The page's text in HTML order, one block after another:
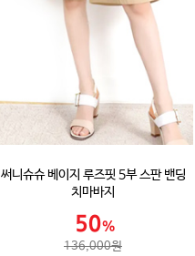
써니슈슈 베이지 루즈핏 5부 스판 밴딩
치마바지
136,000원